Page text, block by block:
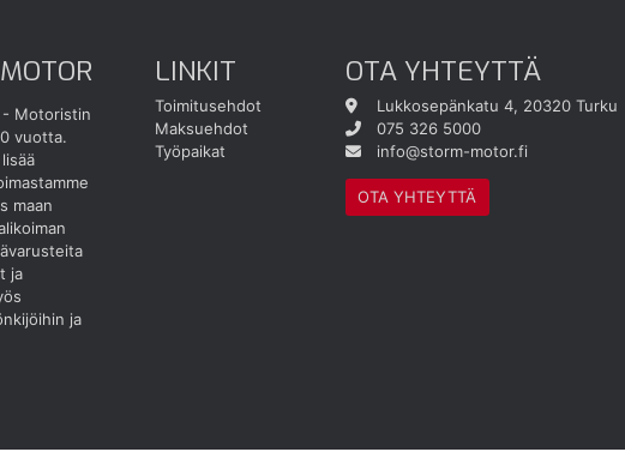
Motoristin
vuotta.
maan
ja
ja
LINKIT
Toimitusehdot
Maksuehdot
Työpaikat
OTA YHTEYTTÄ
Lukkosepänkatu 4, 20320 Turku
075 326 5000
info@storm-motor.fi
OTA YHTEYTTÄ